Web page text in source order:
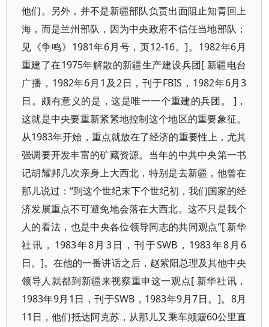
他们。另外，并不是新疆部队负责出面阻止知青回上
海，而是兰州部队，因为中央政府不信任当地部队；
见《争鸣》1981年6月号，页12-16。]。1982年6月
重建了在1975年解散的新疆生产建设兵团[ 新疆电台
广播，1982年6月1及2日，刊于FBIS，1982年6月3
日。颇有意义的是，这是唯一一个重建的兵团。 ]，
这就是中央要重新紧紧地控制这个地区的重要象征。
从1983年开始，重点就放在了经济的重要性上，尤其
强调要开发丰富的矿藏资源。当年的中共中央第一书
记胡耀邦几次亲身上大西北，特别是去新疆，他曾在
那儿说过：“到这个世纪末下个世纪初，我们国家的经
济发展重点不可避免地会落在大西北。这不只是我个
人的看法，也是中央各位领导同志的共同观点”[ 新华
社讯，1983年8月3日，刊于SWB，1983年8月6
日。]。在他的一番讲话之后，赵紫阳总理及其他中央
领导人就都到新疆来视察重申这一观点[ 新华社讯，
1983年9月1日，刊于SWB，1983年9月7日。]。8月
11日，他们抵达阿克苏，从那儿又乘车颠簸60公里直